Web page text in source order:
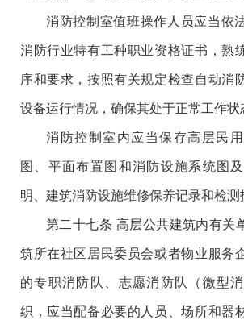
消防控制室值班操作人员应当依
消防行业特有工种职业资格证书，熟
序和要求，按照有关规定检查自动消
设备运行情况，确保其处于正常工作状
消防控制室内应当保存高层民
图、平面布置图和消防设施系统图
明、建筑消防设施维修保养记录和检测
第二十七条 高层公共建筑内有关
筑所在社区居民委员会或者物业服务
的专职消防队、志愿消防队（微型
织，应当配备必要的人员、场所和器